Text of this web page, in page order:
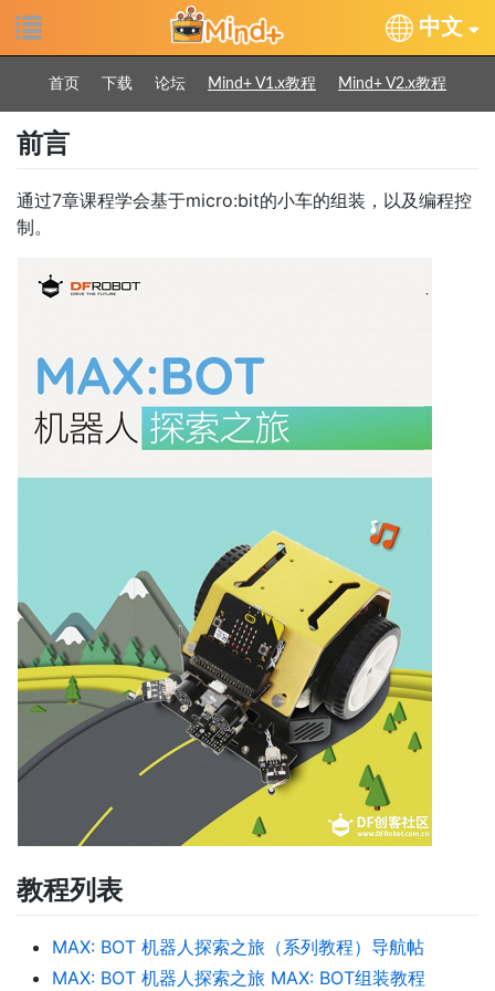
中文
首页 下载 论坛 Mind+ V1.x教程 Mind+ V2.x教程
前言
通过7章课程学会基于micro:bit的小车的组装，以及编程控
制。
教程列表
MAX: BOT 机器人探索之旅（系列教程）导航帖
MAX: BOT 机器人探索之旅 MAX: BOT组装教程